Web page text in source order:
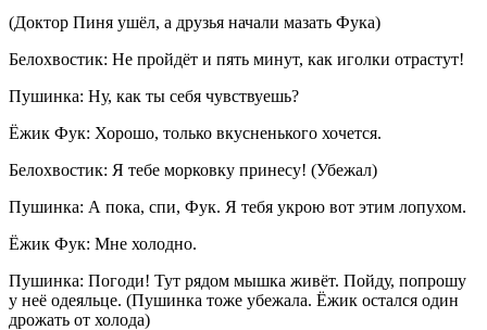
(Доктор Пиня ушёл, а друзья начали мазать Фука)
Белохвостик: Не пройдёт и пять минут, как иголки отрастут!
Пушинка: Ну, как ты себя чувствуешь?
Ёжик Фук: Хорошо, только вкусненького хочется.
Белохвостик: Я тебе морковку принесу! (Убежал)
Пушинка: А пока, спи, Фук. Я тебя укрою вот этим лопухом.
Ёжик Фук: Мне холодно.
Пушинка: Погоди! Тут рядом мышка живёт. Пойду, попрошу
у неё одеяльце. (Пушинка тоже убежала. Ёжик остался один
дрожать от холода)